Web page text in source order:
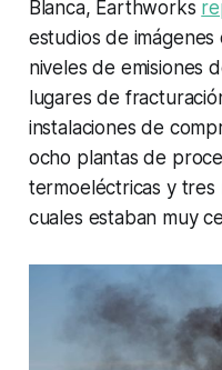
Blanca, Earthworks
estudios de
niveles de emisiones
lugares de
instalaciones de
ocho plantas de
termoeléctricas y tres
cuales estaban muy